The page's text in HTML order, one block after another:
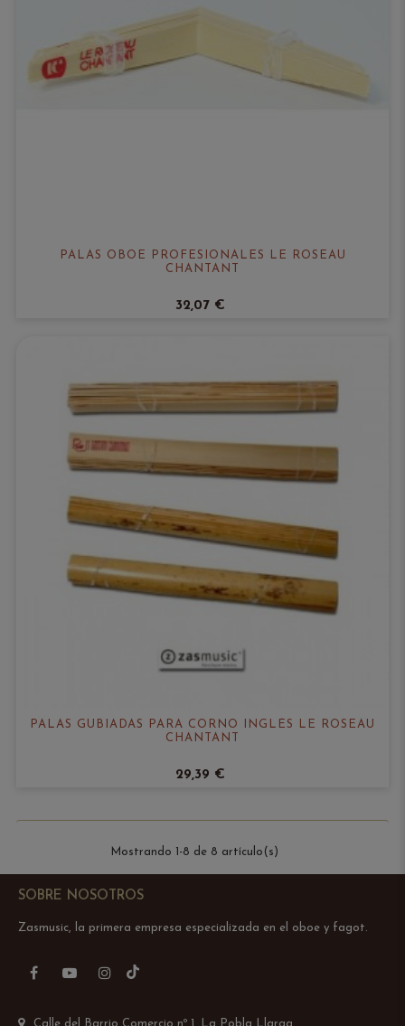
PALAS OBOE PROFESIONALES LE ROSEAU
CHANTANT
32,07 €
PALAS GUBIADAS PARA CORNO INGLÉS LE ROSEAU
CHANTANT
29,39 €
Mostrando 1-8 de 8 artículo(s)
SOBRE NOSOTROS
Zasmusic, la primera empresa especializada en el oboe y fagot.
FacebookYouTubeInstagram